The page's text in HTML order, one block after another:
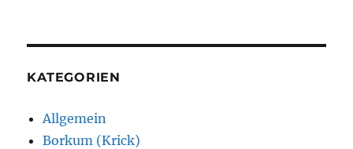
KATEGORIEN
Allgemein
Borkum (Krick)